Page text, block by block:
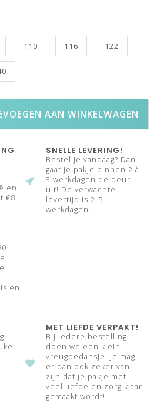
110 116 122
AAN WINKELWAGEN
en
€8
en
SNELLE LEVERING!
Bestel je vandaag? Dan
gaat je pakje binnen 2 à
3 werkdagen de deur
uit! De verwachte
levertijd is 2-5
werkdagen.
MET LIEFDE VERPAKT!
Bij iedere bestelling
doen we een klein
vreugdedansje! Je mag
er dan ook zeker van
zijn dat je pakje met
veel liefde en zorg klaar
gemaakt wordt!